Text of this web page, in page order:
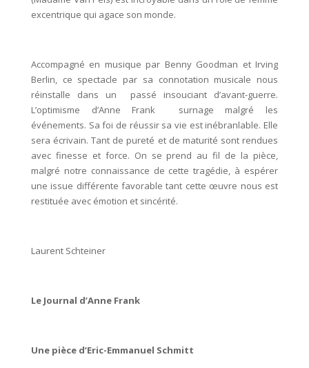
excentrique qui agace son monde.
Accompagné en musique par Benny Goodman et Irving
Berlin, ce spectacle par sa connotation musicale nous
réinstalle dans un passé insouciant d’avant-guerre.
L’optimisme d’Anne Frank surnage malgré les
événements. Sa foi de réussir sa vie est inébranlable. Elle
sera écrivain. Tant de pureté et de maturité sont rendues
avec finesse et force. On se prend au fil de la pièce,
malgré notre connaissance de cette tragédie, à espérer
une issue différente favorable tant cette œuvre nous est
restituée avec émotion et sincérité.
Laurent Schteiner
Le Journal d’Anne Frank
Une pièce d’Eric-Emmanuel Schmitt